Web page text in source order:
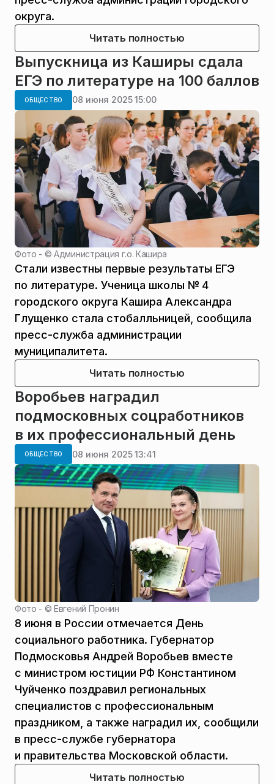
округа.
Читать полностью
Выпускница из Каширы сдала
ЕГЭ по литературе на 100 баллов
ОБЩЕСТВО 08 июня 2025 15:00
Фото - ©Администрация г.о. Кашира
Стали известны первые результаты ЕГЭ
по литературе. Ученица школы № 4
городского округа Кашира Александра
Глущенко стала стобалльницей, сообщила
пресс-служба администрации
муниципалитета.
Читать полностью
Воробьев наградил
подмосковных соцработников
в их профессиональный день
ОБЩЕСТВО 08 июня 2025 13:41
Фото - ©Евгений Пронин
8 июня в России отмечается День
социального работника. Губернатор
Подмосковья Андрей Воробьев вместе
с министром юстиции РФ Константином
Чуйченко поздравил региональных
специалистов с профессиональным
праздником, а также наградил их, сообщили
в пресс-службе губернатора
и правительства Московской области.
Читать полностью